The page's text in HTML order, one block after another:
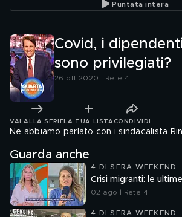
Puntata intera
Covid, i
sono privilegiati?
26 ott 2020 | Rete 4
VAI ALLA SERIE LA TUA LISTA CONDIVIDI
Ne abbiamo parlato con i sindacalista
Guarda anche
4 DI SERA WEEKEND
Crisi migranti: le
02 ago | Rete 4
4 DI SERA WEEKEND